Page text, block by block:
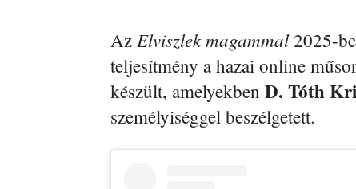
Az Elviszlek magammal2025-
teljesítmény a hazai online
készült, amelyekben D. Tóth
személyiséggel beszélgetett.